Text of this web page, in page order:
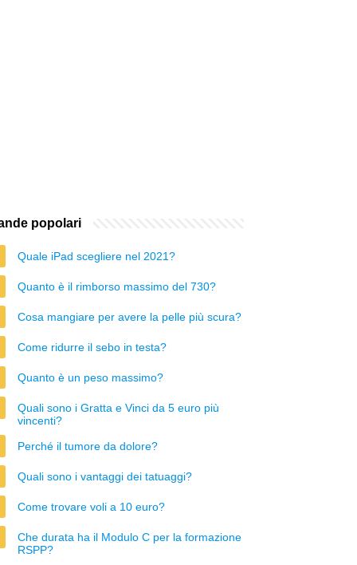
popolari
Quale iPad scegliere nel 2021?
Quanto è il rimborso massimo del 730?
Cosa mangiare per avere la pelle più scura?
Come ridurre il sebo in testa?
Quanto è un peso massimo?
Quali sono i Gratta e Vinci da 5 euro più
vincenti?
Perché il tumore da dolore?
Quali sono i vantaggi dei tatuaggi?
Come trovare voli a 10 euro?
Che durata ha il Modulo C per la formazione
RSPP?